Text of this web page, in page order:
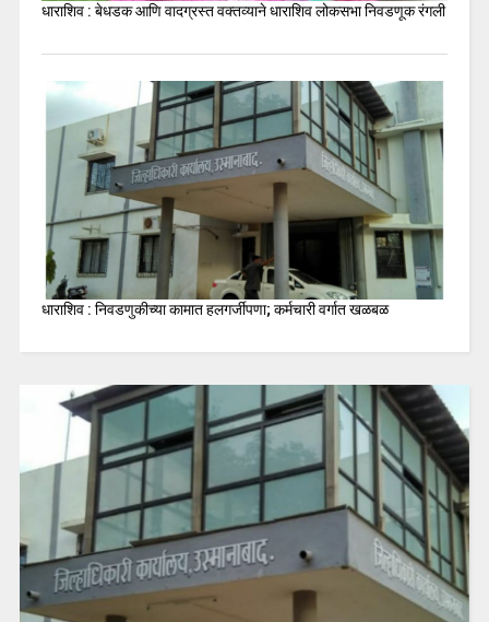
धाराशिव : बेधडक आणि वादग्रस्त वक्तव्याने धाराशिव लोकसभा निवडणूक रंगली
धाराशिव : निवडणुकीच्या कामात हलगर्जीपणा; कर्मचारी वर्गात खळबळ